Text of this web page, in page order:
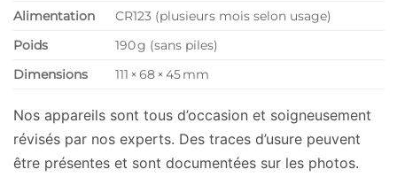
Alimentation
CR123 (plusieurs mois selon usage)
Poids
190 g (sans piles)
Dimensions
111 × 68 × 45 mm
Nos appareils sont tous d’occasion et soigneusement
révisés par nos experts. Des traces d’usure peuvent
être présentes et sont documentées sur les photos.